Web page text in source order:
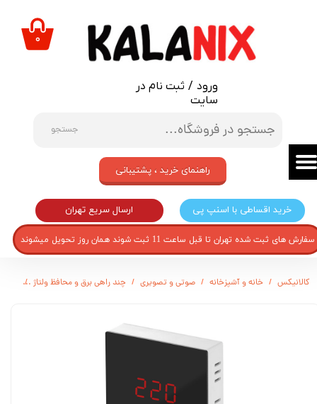
جستجو
ورود / ثبت نام در
سایت
حساب کاربری من
تغییر گذر واژه
خروج از حساب کاربری
۰
خرید اقساطی با اسنپ پی ارسال سریع تهران
راهنمای خرید ، پشتیبانی
سفارش های ثبت شده تهران تا قبل ساعت 11 ثبت شوند همان روز تحویل میشوند
کالانیکس خانه و آشپزخانه صوتی و تصویری چند راهی برق و محافظ ولتاژ